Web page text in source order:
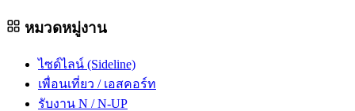
หมวดหมู่งาน
ไซด์ไลน์ (Sideline)
เพื่อนเที่ยว / เอสคอร์ท
รับงาน N / N-UP